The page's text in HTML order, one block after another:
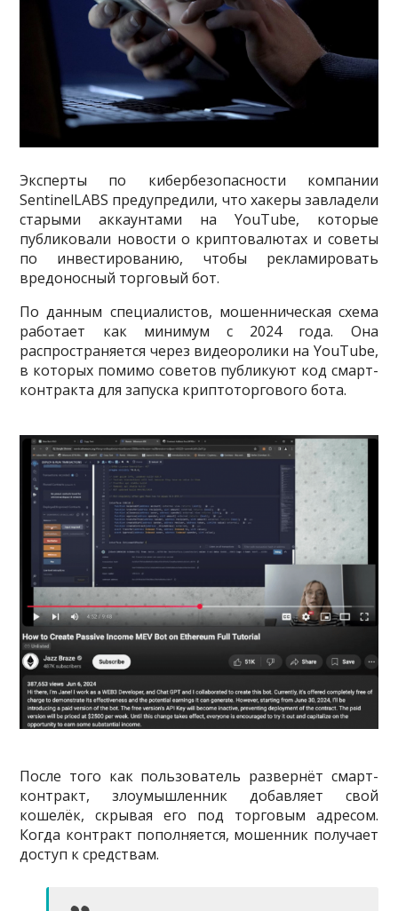
Эксперты по кибербезопасности компании
SentinelLABS предупредили, что хакеры завладели
старыми аккаунтами на YouTube, которые
публиковали новости о криптовалютах и советы
по инвестированию, чтобы рекламировать
вредоносный торговый бот.
По данным специалистов, мошенническая схема
работает как минимум с 2024 года. Она
распространяется через видеоролики на YouTube,
в которых помимо советов публикуют код смарт-
контракта для запуска криптоторгового бота.
После того как пользователь развернёт смарт-
контракт, злоумышленник добавляет свой
кошелёк, скрывая его под торговым адресом.
Когда контракт пополняется, мошенник получает
доступ к средствам.